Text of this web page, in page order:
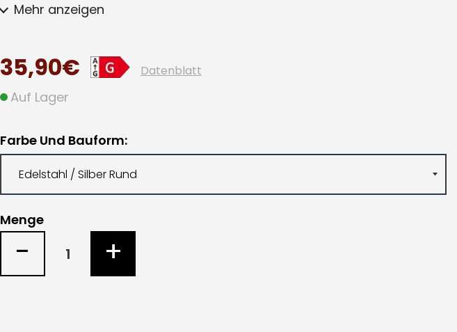
Mehr anzeigen
35,90€ Datenblatt
Auf Lager
Farbe Und Bauform
Menge
- +